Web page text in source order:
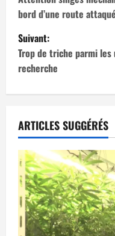
v
i
g
t
i
o
n
bord d’une route
Suivant:
Trop de triche parmi
recherche
ARTICLES SUGGÉRÉS